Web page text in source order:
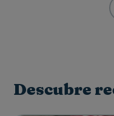
Descubre